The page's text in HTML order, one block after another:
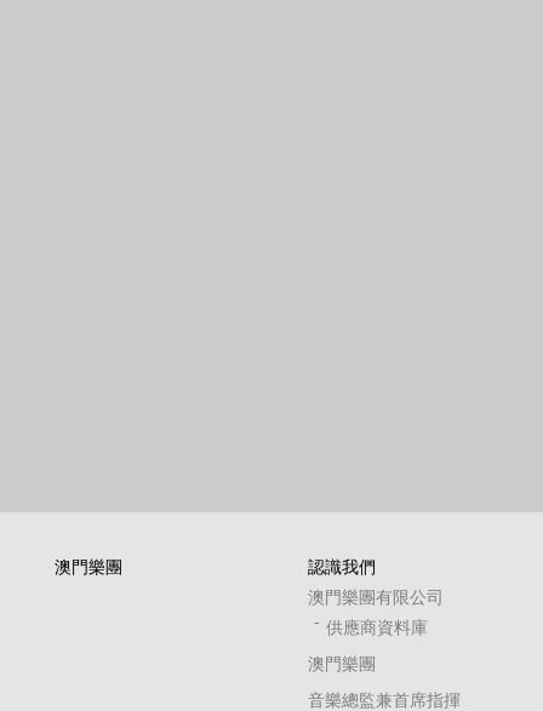
澳門樂團
認識我們
澳門樂團有限公司
供應商資料庫
澳門樂團
音樂總監兼首席指揮